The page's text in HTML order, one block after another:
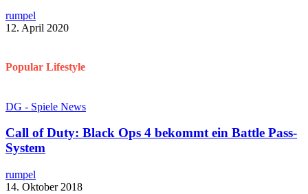
rumpel
12. April 2020
Popular Lifestyle
DG - Spiele News
Call of Duty: Black Ops 4 bekommt ein Battle Pass-
System
rumpel
14. Oktober 2018